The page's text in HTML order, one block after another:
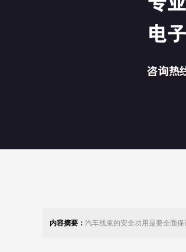
内容摘要： 汽车线束的安全功用是要全面